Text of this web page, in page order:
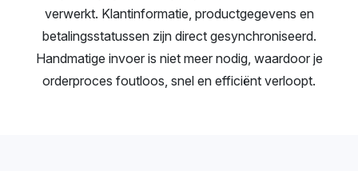
verwerkt. Klantinformatie, productgegevens en
betalingsstatussen zijn direct gesynchroniseerd.
Handmatige invoer is niet meer nodig, waardoor je
orderproces foutloos, snel en efficiënt verloopt.